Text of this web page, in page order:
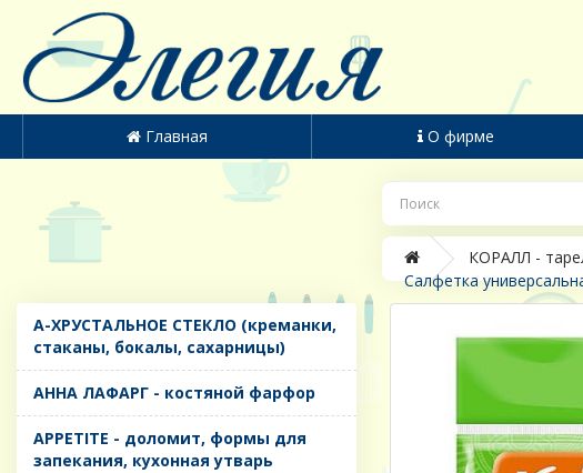
Главная О фирме
КОРАЛЛ -
Салфетка
A-ХРУСТАЛЬНОЕ СТЕКЛО (креманки,
стаканы, бокалы, сахарницы)
AHHA ЛАФАРГ - костяной фарфор
APPETITE - доломит, формы для
запекания, кухонная утварь